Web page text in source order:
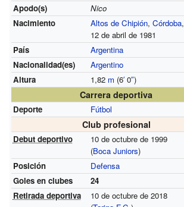
Apodo(s)
Nico
Nacimiento
Altos de Chipión, Córdoba,
12 de abril de 1981
País
Argentina
Nacionalidad(es)
Argentino
Altura
1,82 m (6′0″)
Carrera deportiva
Deporte Fútbol
Club profesional
Debut deportivo
10 de octubre de 1999
(Boca Juniors)
Posición
Defensa
Goles en clubes
24
Retirada deportiva
10 de octubre de 2018